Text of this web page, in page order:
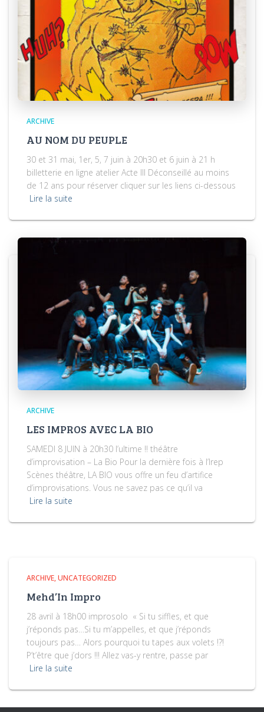
ARCHIVE
AU NOM DU PEUPLE
30 et 31 mai, 1er, 5, 7 juin à 20h30 et 6 juin à 21 h
billetterie en ligne atelier Acte III Déconseillé au moins
de 12 ans pour réserver cliquer sur les liens ci-dessous
Lire la suite
ARCHIVE
LES IMPROS AVEC LA BIO
SAMEDI 8 JUIN à 20h30 l’ultime !! théâtre
d’improvisation – La Bio Pour la dernière fois à l’Irep
Scènes théâtre, LA BIO vous offre un feu d’artifice
d’improvisations. Vous ne savez pas ce qu’il va
Lire la suite
ARCHIVE UNCATEGORIZED
Mehd’In Impro
28 avril à 18h00 improsolo « Si tu siffles, et que
j’réponds pas…Si tu m’appelles, et que j’réponds
toujours pas… Alors pourquoi tu tapes aux volets !?!
P’t’être que j’dors !!! Allez vas-y rentre, passe par
Lire la suite